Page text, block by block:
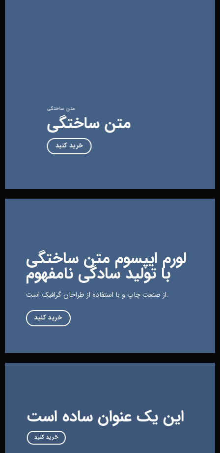
متن ساختگی
متن ساختگی
خرید کنید
لورم ایپسوم متن ساختگی
با تولید سادگی نامفهوم
از صنعت چاپ و با استفاده از طراحان گرافیک است.
خرید کنید
این یک عنوان ساده است
خرید کنید